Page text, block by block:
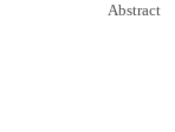
Abstract